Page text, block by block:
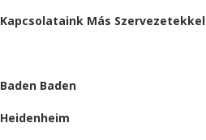
Kapcsolataink Más Szervezetekkel
Baden Baden
Heidenheim